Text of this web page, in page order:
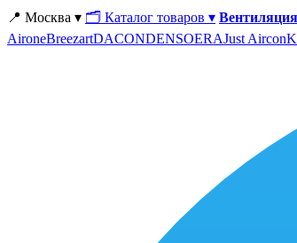
📍 Москва ▾ 🗂 Каталог товаров ▾ Вентиляция
AironeBreezartDACONDENSOERAJust Aircon